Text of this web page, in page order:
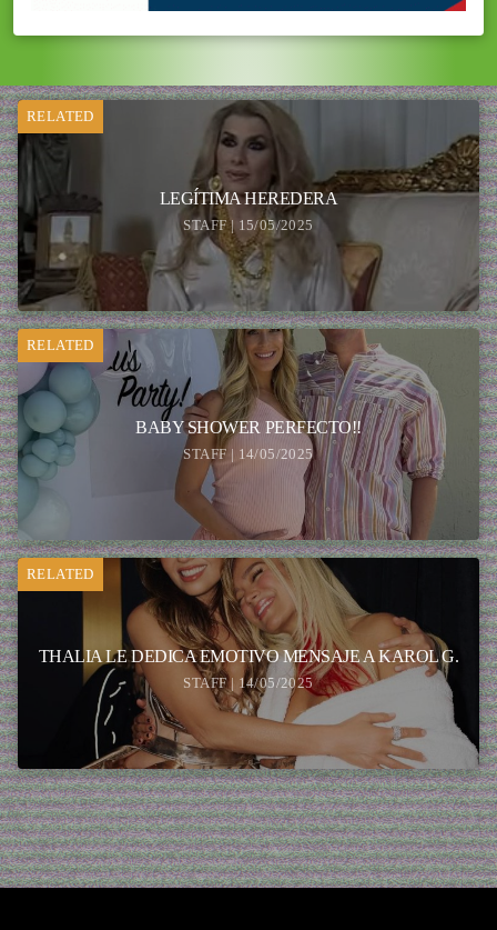
RELATED
LEGÍTIMA HEREDERA
STAFF | 15/05/2025
RELATED
BABY SHOWER PERFECTO!!
STAFF | 14/05/2025
RELATED
THALIA LE DEDICA EMOTIVO MENSAJE A KAROL G.
STAFF | 14/05/2025